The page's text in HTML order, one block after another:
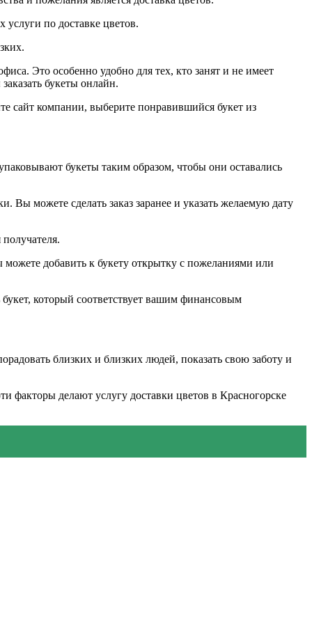
по доставке цветов.
Это особенно удобно для тех, кто занят и не имеет
букеты онлайн.
сайт компании, выберите понравившийся букет из
букеты таким образом, чтобы они оставались
Вы можете сделать заказ заранее и указать желаемую дату
добавить к букету открытку с пожеланиями или
который соответствует вашим финансовым
близких и близких людей, показать свою заботу и
факторы делают услугу доставки цветов в Красногорске